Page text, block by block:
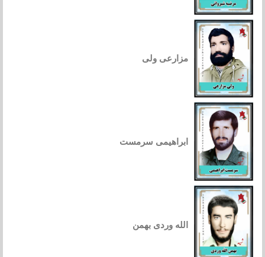
مزارعی ولی
ابراهیمی سرمست
الله وردی بهمن